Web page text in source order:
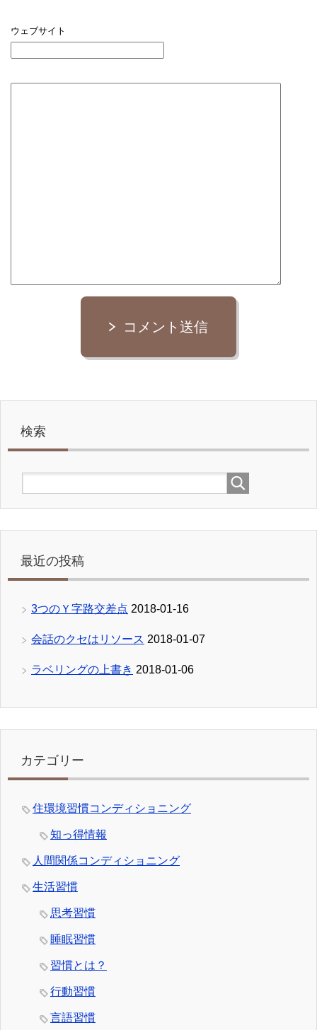
ウェブサイト
コメント送信
検索
最近の投稿
3つのＹ字路交差点 2018-01-16
会話のクセはリソース 2018-01-07
ラベリングの上書き 2018-01-06
カテゴリー
住環境習慣コンディショニング
知っ得情報
人間関係コンディショニング
生活習慣
思考習慣
睡眠習慣
習慣とは？
行動習慣
言語習慣